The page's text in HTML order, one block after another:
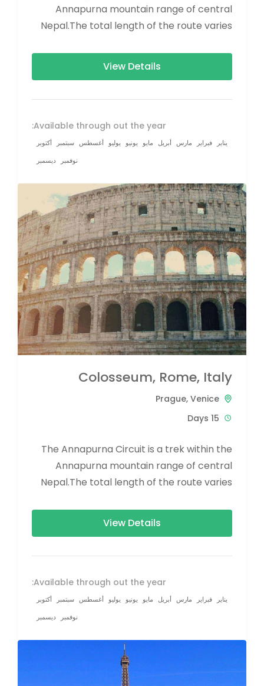
Annapurna mountain range of central
Nepal.The total length of the route varies
View Details
Available through out the year:
يناير فبراير مارس أبريل مايو يونيو يوليو أغسطس سبتمبر
أكتوبر
نوفمبر
ديسمبر
Colosseum, Rome, Italy
Prague, Venice
15 Days
The Annapurna Circuit is a trek within the
Annapurna mountain range of central
Nepal.The total length of the route varies
View Details
Available through out the year:
يناير فبراير مارس أبريل مايو يونيو يوليو أغسطس سبتمبر
أكتوبر
نوفمبر
ديسمبر